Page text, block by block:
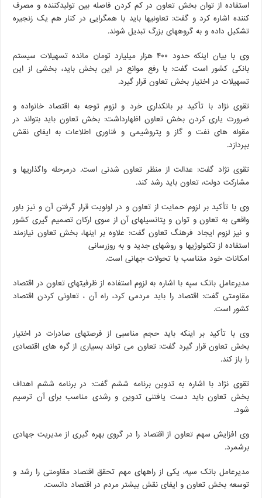
استفاده از توان بخش تعاون در کم کردن فاصله بین تولیدکننده و مصرف
کننده اشاره کرد و گفت: تعاونیها باید با همگرایی در کنار هم یک زنجیره
تشکیل داده و به گروههای بزرگ تبدیل شوند.
وی با بیان اینکه حدود ۴۰۰ هزار میلیارد تومان مانده تسهیلات سیستم
بانکی کشور است گفت: با رفع موانع در این بخش باید، بخشی از این
تسهیلات در اختیار بخش تعاون قرار گیرد.
تقوی نژاد با تأکید بر بانکداری خرد و لزوم توجه به اقتصاد خانواده و
ضرورت یاری کردن بخش تعاون اظهارداشت: بخش تعاون باید بتواند در
مقوله های نفت و گاز و پتروشیمی و فناوری اطلاعات به ایفای نقش
بپردازد.
تقوی نژاد گفت: عدالت از منظر تعاون شدنی است. درمرحله واگذاریها و
مشارکت دولت، تعاون باید رشد کند.
وی با تأکید بر لزوم حمایت از تعاون و در اولویت قرار گرفتن آن و نیز باور
واقعی به تعاون و توان و پتانسیلهای آن از سوی ارکان تصمیم گیری کشور
و نیز لزوم ایجاد فرهنگ تعاون گفت: علاوه بر اینها، بخش تعاون نیازمند
استفاده از تکنولوژیها و روشهای جدید و به روزرسانی
امکانات خود متناسب با تحولات جهانی است.
مدیرعامل بانک سپه با اشاره به لزوم استفاده از ظرفیتهای تعاون در اقتصاد
مقاومتی گفت: اقتصاد را باید مردمی کرد، راه آن ، تعاونی کردن اقتصاد
کشور است.
وی با تأکید بر اینکه باید حجم مناسبی از فرصتهای صادرات در اختیار
بخش تعاون قرار گیرد گفت: تعاون می تواند بسیاری از گره های اقتصادی
را باز کند.
تقوی نژاد با اشاره به تدوین برنامه ششم گفت: در برنامه ششم اهداف
بخش تعاون باید دست یافتنی تدوین و رشدی مناسب برای آن ترسیم
شود.
وی افزایش سهم تعاون از اقتصاد را در گروی بهره گیری از مدیریت جهادی
برشمرد.
مدیرعامل بانک سپه، یکی از راههای مهم تحقق اقتصاد مقاومتی را رشد و
توسعه بخش تعاون و ایفای نقش بیشتر مردم در اقتصاد دانست.